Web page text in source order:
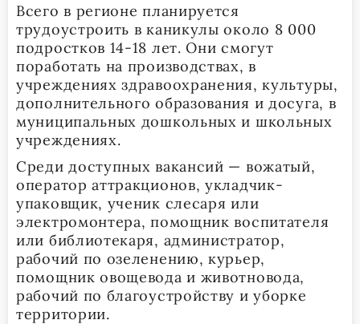
Всего в регионе планируется
трудоустроить в каникулы около 8 000
подростков 14-18 лет. Они смогут
поработать на производствах, в
учреждениях здравоохранения, культуры,
дополнительного образования и досуга, в
муниципальных дошкольных и школьных
учреждениях.
Среди доступных вакансий — вожатый,
оператор аттракционов, укладчик-
упаковщик, ученик слесаря или
электромонтера, помощник воспитателя
или библиотекаря, администратор,
рабочий по озеленению, курьер,
помощник овощевода и животновода,
рабочий по благоустройству и уборке
территории.